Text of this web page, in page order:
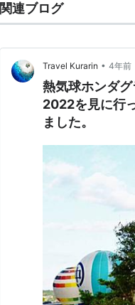
関連ブログ
Travel Kurarin • 4年前
熱気球ホンダ
2022を見に行
ました。